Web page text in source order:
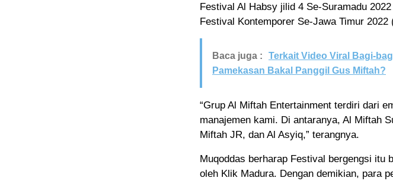
Festival Al Habsy jilid 4 Se-Suramadu
Festival Kontemporer Se-Jawa Timur 2022
Baca juga :
Terkait Video Viral Bagi-
Pamekasan Bakal Panggil Gus Miftah?
“Grup Al Miftah Entertainment terdiri dari
manajemen kami. Di antaranya, Al Miftah
Miftah JR, dan Al Asyiq,” terangnya.
Muqoddas berharap Festival bergengsi itu
oleh Klik Madura. Dengan demikian, para